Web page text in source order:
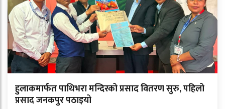
हुलाकमार्फत पाथिभरा मन्दिरको प्रसाद वितरण सुरु, पहिलो
प्रसाद जनकपुर पठाइयो